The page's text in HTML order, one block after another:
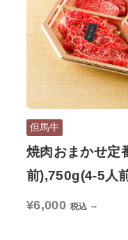
但馬牛
焼肉おまかせ定
前),750g(4-5人
¥6,000 税込 ～